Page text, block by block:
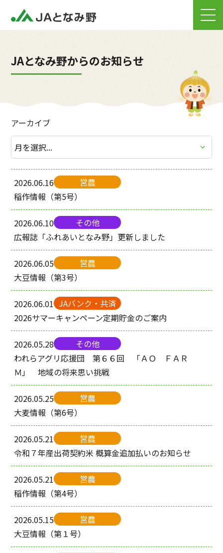
JAとなみ野からのお知らせ
アーカイブ
2026.06.16
営農
稲作情報（第5号）
2026.06.10
その他
広報誌「ふれあいとなみ野」更新しました
2026.06.05
営農
大豆情報（第3号）
2026.06.01 JAバンク・共済
2026サマーキャンペーン定期貯金のご案内
2026.05.28
その他
われらアグリ応援団 第６６回 「ＡＯ ＦＡＲ
Ｍ」 地域の将来思い挑戦
2026.05.25
営農
大麦情報（第6号）
2026.05.21
営農
令和７年産出荷契約米 概算金追加払いのお知らせ
2026.05.21
営農
稲作情報（第4号）
2026.05.15
営農
大豆情報（第１号）